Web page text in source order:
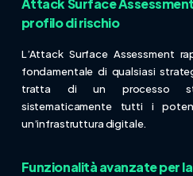
Attack Surface
profilo di rischio
L’Attack Surface Assessment
fondamentale di qualsiasi
tratta di un processo
sistematicamente tutti i
un’infrastruttura digitale.
Funzionalità avanzate per